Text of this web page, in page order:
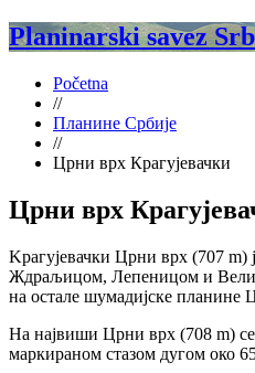
Planinarski savez
Početna
//
Планине Србије
//
Црни врх Крагујевачки
Црни врх
Kрагујевачки Црни врх (707 m)
Ждраљицом, Лепеницом и
на остале шумадијске планине
На највиши Црни врх (708 m) се
маркираном стазом дугом око